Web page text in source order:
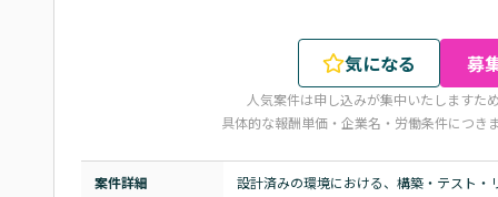
気になる 募
人気案件は申し込みが集中いたしますた
具体的な報酬単価・企業名・労働条件につき
案件詳細
設計済みの環境における、構築・テスト・